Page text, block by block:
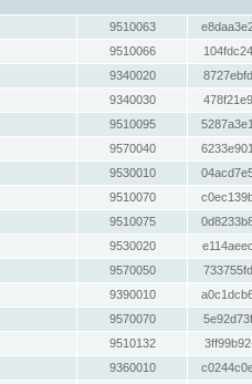
9510063
9510066
9340020
9340030
9510095
9570040
9530010
9510070
9510075
9530020
9570050
9390010
9570070
9510132
9360010